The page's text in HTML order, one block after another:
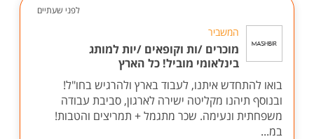
לפני שעתיים
המשביר
מוכרים /ות וקופאים /יות למותג
בינלאומי מוביל! כל הארץ
בואו להתחדש איתנו, לעבוד בארץ ולהרגיש בחו"ל!
ובנוסף תיהנו מקליטה ישירה לארגון, סביבת עבודה
משפחתית ונעימה. שכר מתגמל + תמריצים והטבות!
במ...